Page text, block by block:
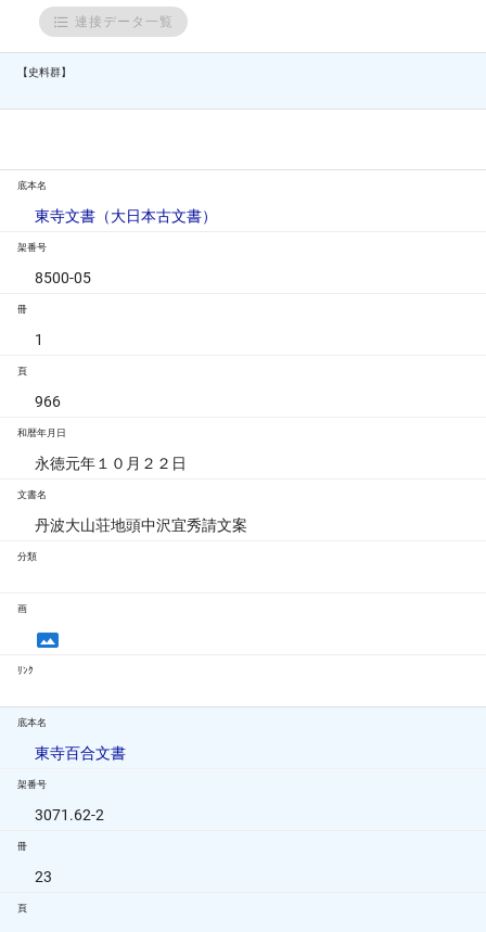
連接データ一覧
【史料群】
底本名
東寺文書（大日本古文書）
架番号
8500-05
冊
1
頁
966
和暦年月日
永徳元年１０月２２日
文書名
丹波大山荘地頭中沢宜秀請文案
分類
画
ﾘﾝｸ
底本名
東寺百合文書
架番号
3071.62-2
冊
23
頁